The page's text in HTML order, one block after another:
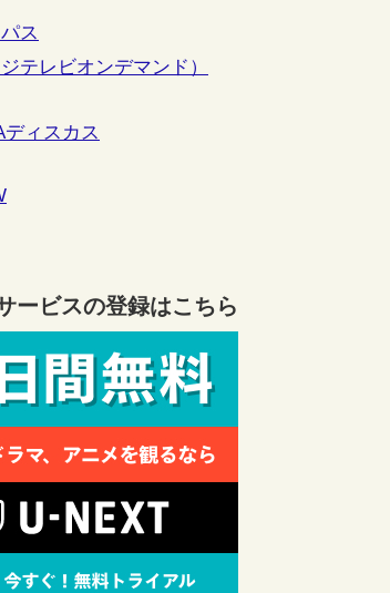
ス
テレビオンデマンド）
ディスカス
ービスの登録はこちら